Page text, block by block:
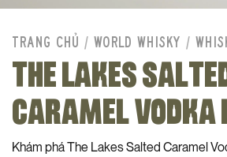
TRANG CHỦ / WORLD WHISKY /
THE LAKES
CARAMEL VODKA
Khám phá The Lakes Salted Caramel